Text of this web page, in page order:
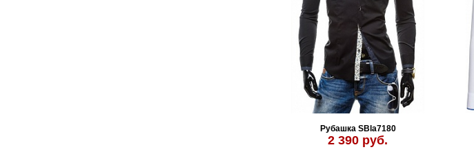
Рубашка SBla7180
2 390 руб.